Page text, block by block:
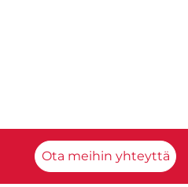
Ota meihin yhteyttä